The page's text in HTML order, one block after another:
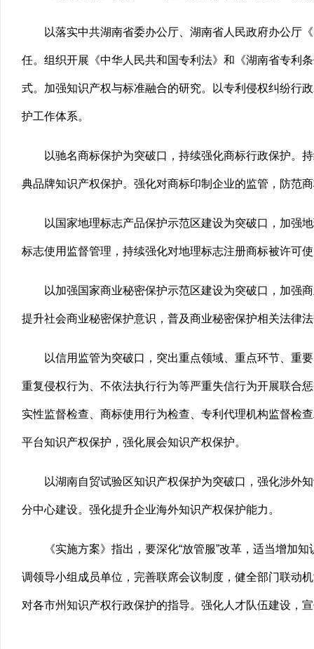
以落实中共湖南省委办公厅、湖南省人民政府办公厅
任。组织开展《中华人民共和国专利法》和《湖南省专利
式。加强知识产权与标准融合的研究。以专利侵权纠纷行
护工作体系。
以驰名商标保护为突破口，持续强化商标行政保护。
典品牌知识产权保护。强化对商标印制企业的监管，防范
以国家地理标志产品保护示范区建设为突破口，加强
标志使用监督管理，持续强化对地理标志注册商标被许可
以加强国家商业秘密保护示范区建设为突破口，加强
提升社会商业秘密保护意识，普及商业秘密保护相关法律
以信用监管为突破口，突出重点领域、重点环节、重
重复侵权行为、不依法执行行为等严重失信行为开展联合
实性监督检查、商标使用行为检查、专利代理机构监督检
平台知识产权保护，强化展会知识产权保护。
以湖南自贸试验区知识产权保护为突破口，强化涉外
分中心建设。强化提升企业海外知识产权保护能力。
《实施方案》指出，要深化“放管服”改革，适当增加
调领导小组成员单位，完善联席会议制度，健全部门联动
对各市州知识产权行政保护的指导。强化人才队伍建设，